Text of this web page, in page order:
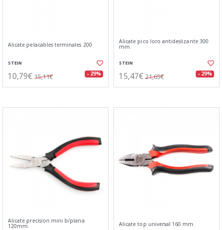
Alicate pelacables terminales 200
STEIN
10,79€ 15,11€ - 29%
Alicate pico loro antideslizante 300
mm.
STEIN
15,47€ 21,65€ - 29%
Alicate precision mini b/plana
120mm. Alicate top universal 160 mm.